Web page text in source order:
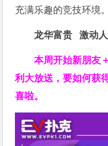
充满乐趣的竞技环境。
龙华富贵 激动人
本周开始新朋友
利大放送，要如何获
喜啦。